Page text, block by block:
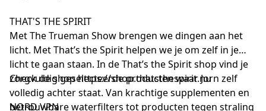
THAT'S THE SPIRIT
Met The Trueman Show brengen we dingen aan het
licht. Met That’s the Spirit helpen we je om zelf in je
licht te gaan staan. In de That’s the Spirit shop vind je
zorgvuldig geselecteerde producten waar Jorn zelf
volledig achter staat. Van krachtige supplementen en
betrouwbare waterfilters tot producten tegen straling
Check de shophttps://shop.thatsthespirit.nu
NORD VPN